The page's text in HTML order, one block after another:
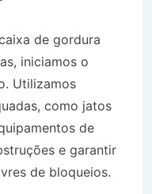
de gordura
iniciamos o
Utilizamos
como jatos
de
e garantir
de bloqueios.